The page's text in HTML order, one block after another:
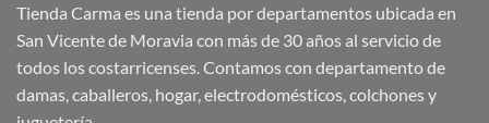
Tienda Carma es una tienda por departamentos ubicada en
San Vicente de Moravia con más de 30 años al servicio de
todos los costarricenses. Contamos con departamento de
damas, caballeros, hogar, electrodomésticos, colchones y